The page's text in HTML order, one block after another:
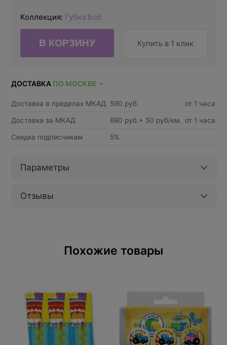
Коллекция: Губка Боб
Купить в 1 клик
ДОСТАВКА ПО МОСКВЕ
Доставка в пределах МКАД 590 руб. от 1 часа
Доставка за МКАД 690 руб.+ 50 руб/км. от 1 часа
Скидка подписчикам 5%
Параметры
Отзывы
Похожие товары